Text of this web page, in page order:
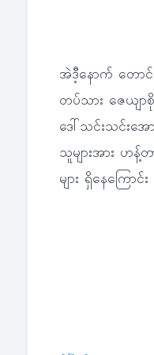
အဲဒီ့နောက် တောင်
တပ်သား ဇေယျာ
ဒေါ်သင်းသင်းအ
သူများအား ဟန့်
များ ရှိနေကြော